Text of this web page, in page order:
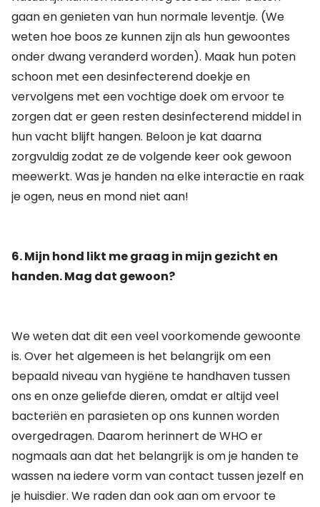
gaan en genieten van hun normale leventje. (We
weten hoe boos ze kunnen zijn als hun gewoontes
onder dwang veranderd worden). Maak hun poten
schoon met een desinfecterend doekje en
vervolgens met een vochtige doek om ervoor te
zorgen dat er geen resten desinfecterend middel in
hun vacht blijft hangen. Beloon je kat daarna
zorgvuldig zodat ze de volgende keer ook gewoon
meewerkt. Was je handen na elke interactie en raak
je ogen, neus en mond niet aan!
6. Mijn hond likt me graag in mijn gezicht en
handen. Mag dat gewoon?
We weten dat dit een veel voorkomende gewoonte
is. Over het algemeen is het belangrijk om een​​
bepaald niveau van hygiëne te handhaven tussen
ons en onze geliefde dieren, omdat er altijd veel
bacteriën en parasieten op ons kunnen worden
overgedragen. Daarom herinnert de WHO er
nogmaals aan dat het belangrijk is om je handen te
wassen na iedere vorm van contact tussen jezelf en
je huisdier. We raden dan ook aan om ervoor te